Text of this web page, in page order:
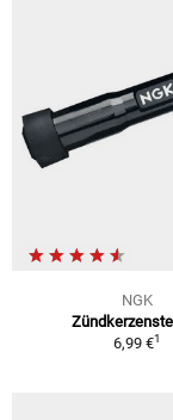
NGK
6,99 €1